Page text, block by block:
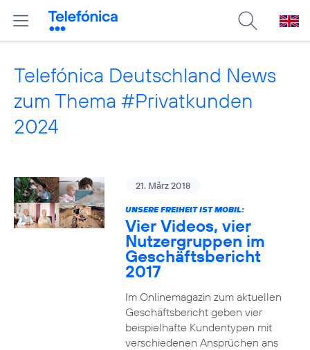
Telefónica Deutschland News
zum Thema #Privatkunden
2024
21. März 2018
UNSERE FREIHEIT IST MOBIL:
Vier Videos, vier
Nutzergruppen im
Geschäftsbericht
2017
Im Onlinemagazin zum aktuellen
Geschäftsbericht geben vier
beispielhafte Kundentypen mit
verschiedenen Ansprüchen ans